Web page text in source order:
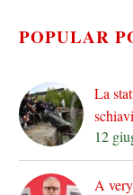
POPULAR
La
12
A